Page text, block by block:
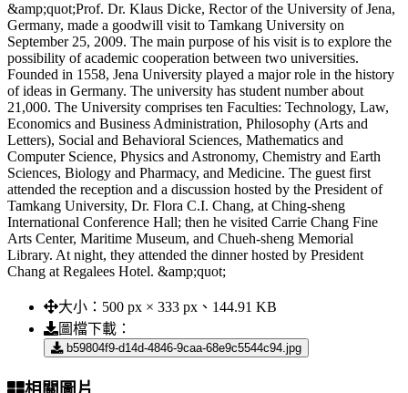
&amp;quot;Prof. Dr. Klaus Dicke, Rector of the University of Jena,
Germany, made a goodwill visit to Tamkang University on
September 25, 2009. The main purpose of his visit is to explore the
possibility of academic cooperation between two universities.
Founded in 1558, Jena University played a major role in the history
of ideas in Germany. The university has student number about
21,000. The University comprises ten Faculties: Technology, Law,
Economics and Business Administration, Philosophy (Arts and
Letters), Social and Behavioral Sciences, Mathematics and
Computer Science, Physics and Astronomy, Chemistry and Earth
Sciences, Biology and Pharmacy, and Medicine. The guest first
attended the reception and a discussion hosted by the President of
Tamkang University, Dr. Flora C.I. Chang, at Ching-sheng
International Conference Hall; then he visited Carrie Chang Fine
Arts Center, Maritime Museum, and Chueh-sheng Memorial
Library. At night, they attended the dinner hosted by President
Chang at Regalees Hotel. &amp;quot;
大小： 500 px × 333 px、144.91 KB
圖檔下載：
b59804f9-d14d-4846-9caa-68e9c5544c94.jpg
相關圖片